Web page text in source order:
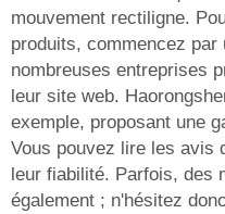
mouvement rectiligne.
produits, commencez
nombreuses entreprises
leur site web.
exemple, proposant une
Vous pouvez lire les avis
leur fiabilité. Parfois, des
également ; n'hésitez